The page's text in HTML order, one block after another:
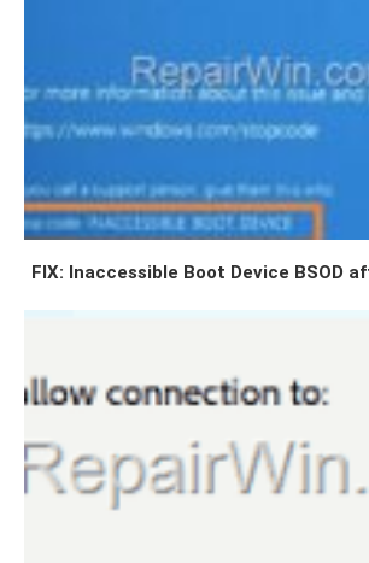
FIX: Inaccessible Boot Device BSOD